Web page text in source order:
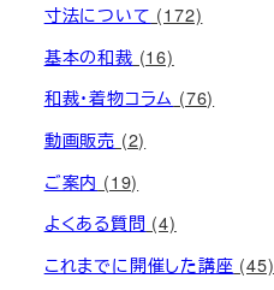
寸法について (172)
基本の和裁 (16)
和裁・着物コラム (76)
動画販売 (2)
ご案内 (19)
よくある質問 (4)
これまでに開催した講座 (45)